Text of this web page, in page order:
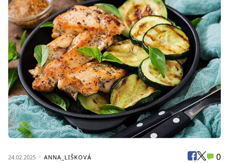
24.02.2025 ANNA_LIŠKOVÁ 0